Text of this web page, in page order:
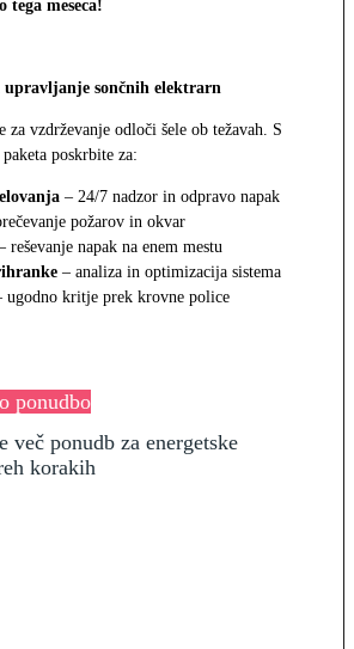
tega meseca!
upravljanje sončnih elektrarn
za vzdrževanje odloči šele ob težavah. S
poskrbite za:
– 24/7 nadzor in odpravo napak
požarov in okvar
reševanje napak na enem mestu
– analiza in optimizacija sistema
ugodno kritje prek krovne police
ponudbo